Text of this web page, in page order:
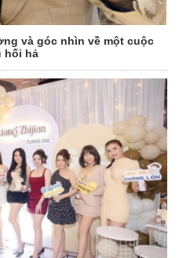
và góc nhìn về một cuộc
hối hả